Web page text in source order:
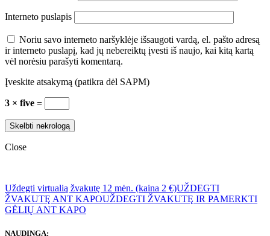
Interneto puslapis
Noriu savo interneto naršyklėje išsaugoti vardą, el. pašto adresą
ir interneto puslapį, kad jų nebereiktų įvesti iš naujo, kai kitą kartą
vėl norėsiu parašyti komentarą.
Įveskite atsakymą (patikra dėl SAPM)
3 × five =
Close
Uždegti virtualią žvakutę 12 mėn. (kaina 2 €)UŽDEGTI
ŽVAKUTĘ ANT KAPOUŽDEGTI ŽVAKUTĘ IR PAMERKTI
GĖLIŲ ANT KAPO
NAUDINGA: